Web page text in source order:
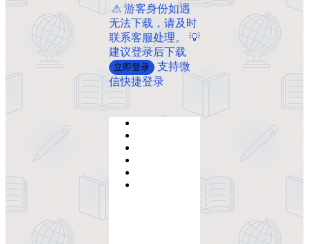
️ ️⚠ 游客身份如遇
无法下载，请及时
联系客服处理。 💡
建议登录后下载
立即登录
支持微
信快捷登录